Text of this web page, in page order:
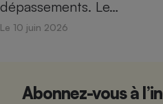
dépassements. Le…
Le 10 juin 2026
Abonnez-vous à